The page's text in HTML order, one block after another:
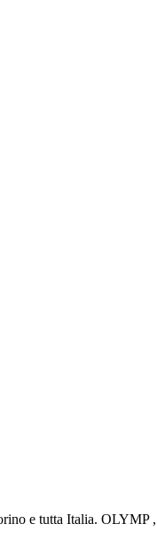
e tutta Italia.